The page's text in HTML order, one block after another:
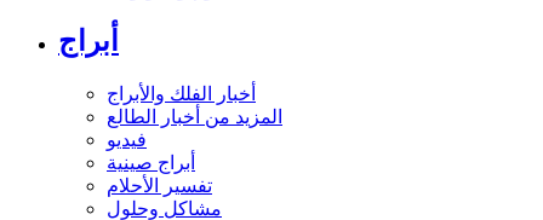
أبراج
أخبار الفلك والأبراج
المزيد من أخبار الطالع
فيديو
أبراج صينية
تفسير الأحلام
مشاكل وحلول